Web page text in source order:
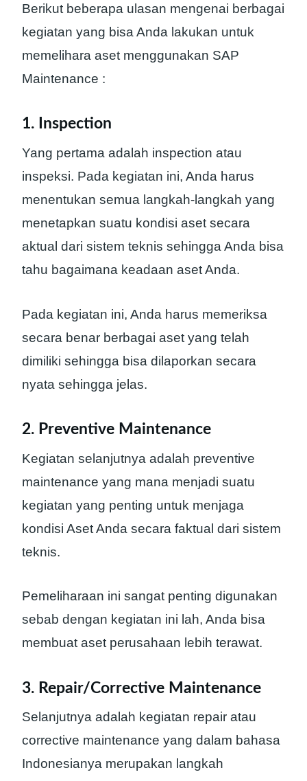
Berikut beberapa ulasan mengenai berbagai
kegiatan yang bisa Anda lakukan untuk
memelihara aset menggunakan SAP
Maintenance :
1. Inspection
Yang pertama adalah inspection atau
inspeksi. Pada kegiatan ini, Anda harus
menentukan semua langkah-langkah yang
menetapkan suatu kondisi aset secara
aktual dari sistem teknis sehingga Anda bisa
tahu bagaimana keadaan aset Anda.
Pada kegiatan ini, Anda harus memeriksa
secara benar berbagai aset yang telah
dimiliki sehingga bisa dilaporkan secara
nyata sehingga jelas.
2. Preventive Maintenance
Kegiatan selanjutnya adalah preventive
maintenance yang mana menjadi suatu
kegiatan yang penting untuk menjaga
kondisi Aset Anda secara faktual dari sistem
teknis.
Pemeliharaan ini sangat penting digunakan
sebab dengan kegiatan ini lah, Anda bisa
membuat aset perusahaan lebih terawat.
3. Repair/Corrective Maintenance
Selanjutnya adalah kegiatan repair atau
corrective maintenance yang dalam bahasa
Indonesianya merupakan langkah